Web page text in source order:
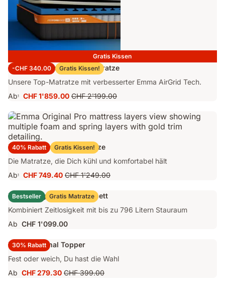
Gratis Kissen
-CHF 340.00
Gratis Kissen!
Emma Performance 26 Matratze
Unsere Top-Matratze mit verbesserter Emma AirGrid Tech.
Ab1
Preis
CHF 1'859.00 Ursprünglicher
CHF 2'199.00
CHF 2'199.00
40% Rabatt Gratis Kissen!
Emma Original Pro Matratze
Die Matratze, die Dich kühl und komfortabel hält
Ab1
Preis
CHF 749.40
CHF 749.40 Ursprünglicher
Preis
CHF 1'249.00
CHF 1'249.00
Bestseller Gratis Matratze
Emma Original Stauraumbett
Kombiniert Zeitlosigkeit mit bis zu 796 Litern Stauraum
Ab CHF 1'099.00
30% Rabatt
Emma Original Topper
Fest oder weich, Du hast die Wahl
Ab Preis
CHF 279.30 Ursprünglicher
CHF 399.00